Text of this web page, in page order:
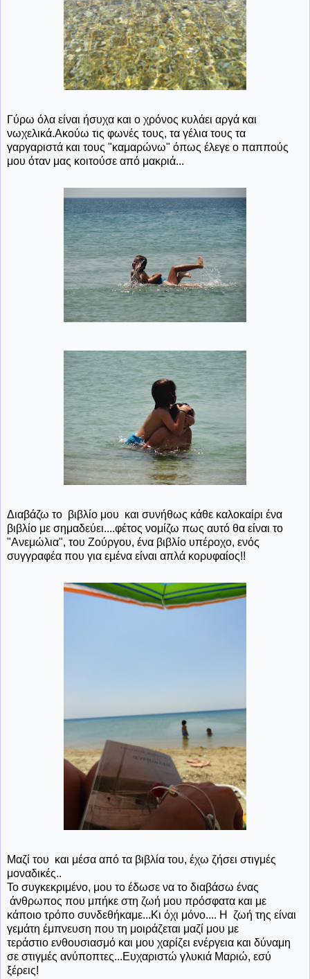
Γύρω όλα είναι ήσυχα και ο χρόνος κυλάει αργά και
νωχελικά.Ακούω τις φωνές τους, τα γέλια τους τα
γαργαριστά και τους "καμαρώνω" όπως έλεγε ο παππούς
μου όταν μας κοιτούσε από μακριά...
Διαβάζω το βιβλίο μου και συνήθως κάθε καλοκαίρι ένα
βιβλίο με σημαδεύει....φέτος νομίζω πως αυτό θα είναι το
"Ανεμώλια", του Ζούργου, ένα βιβλίο υπέροχο, ενός
συγγραφέα που για εμένα είναι απλά κορυφαίος!!
Μαζί του και μέσα από τα βιβλία του, έχω ζήσει στιγμές
μοναδικές..
Το συγκεκριμένο, μου το έδωσε να το διαβάσω ένας
άνθρωπος που μπήκε στη ζωή μου πρόσφατα και με
κάποιο τρόπο συνδεθήκαμε...Κι όχι μόνο.... Η ζωή της είναι
γεμάτη έμπνευση που τη μοιράζεται μαζί μου με
τεράστιο ενθουσιασμό και μου χαρίζει ενέργεια και δύναμη
σε στιγμές ανύποπτες...Ευχαριστώ γλυκιά Μαριώ, εσύ
ξέρεις!